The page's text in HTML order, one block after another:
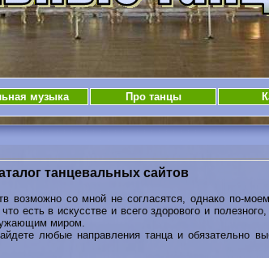
музыка Про танцы
танцевальных сайтов
возможно со мной не согласятся, однако по-
есть в искусстве и всего здорового и
миром.
любые направления танца и обязательно